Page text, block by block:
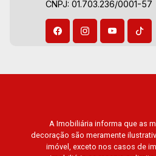
CNPJ: 01.703.236/0001-57
A Imobiliária informa que as
decoração são meramente
imóvel, exceto nos casos de